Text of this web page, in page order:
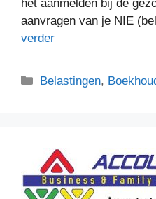
het aanmelden bij de
aanvragen van je NIE
verder
Categorieën
Belastingen,